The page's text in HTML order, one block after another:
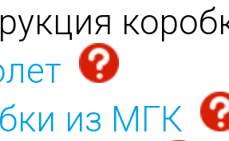
из МГК